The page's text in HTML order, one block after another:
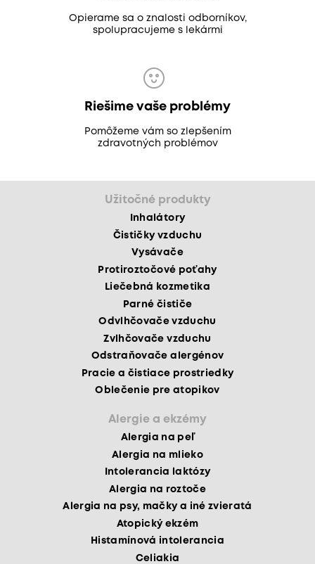
Opierame sa o znalosti odborníkov,
spolupracujeme s lekármi
Riešime vaše problémy
Pomôžeme vám so zlepšením
zdravotných problémov
Užitočné produkty
Inhalátory
Čističky vzduchu
Vysávače
Protiroztočové poťahy
Liečebná kozmetika
Parné čističe
Odvlhčovače vzduchu
Zvlhčovače vzduchu
Odstraňovače alergénov
Pracie a čistiace prostriedky
Oblečenie pre atopikov
Alergie a ekzémy
Alergia na peľ
Alergia na mlieko
Intolerancia laktózy
Alergia na roztoče
Alergia na psy, mačky a iné zvieratá
Atopický ekzém
Histamínová intolerancia
Celiakia